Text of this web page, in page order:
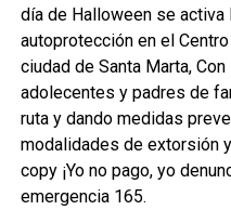
día de Halloween se activa
autoprotección en el
ciudad de Santa Marta,
adolecentes y padres de
ruta y dando medidas
modalidades de extorsión
copy ¡Yo no pago, yo
emergencia 165.